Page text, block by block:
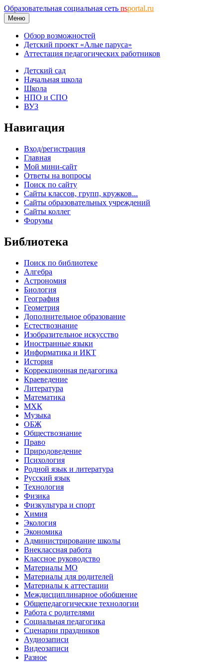
Образовательная социальная сеть nsportal.ru
Меню
Обзор возможностей
Детский проект «Алые паруса»
Аттестация педагогических работников
Детский сад
Начальная школа
Школа
НПО и СПО
ВУЗ
Навигация
Вход/регистрация
Главная
Мой мини-сайт
Ответы на вопросы
Поиск по сайту
Сайты классов, групп, кружков...
Сайты образовательных учреждений
Сайты коллег
Форумы
Библиотека
Поиск по библиотеке
Алгебра
Астрономия
Биология
География
Геометрия
Дополнительное образование
Естествознание
Изобразительное искусство
Иностранные языки
Информатика и ИКТ
История
Коррекционная педагогика
Краеведение
Литература
Математика
МХК
Музыка
ОБЖ
Обществознание
Право
Природоведение
Психология
Родной язык и литература
Русский язык
Технология
Физика
Физкультура и спорт
Химия
Экология
Экономика
Администрирование школы
Внеклассная работа
Классное руководство
Материалы МО
Материалы для родителей
Материалы к аттестации
Междисциплинарное обобщение
Общепедагогические технологии
Работа с родителями
Социальная педагогика
Сценарии праздников
Аудиозаписи
Видеозаписи
Разное